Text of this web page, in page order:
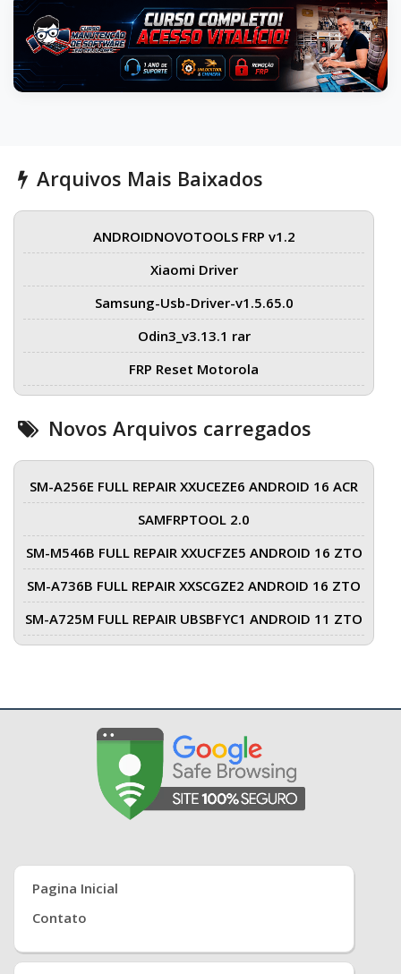
Arquivos Mais Baixados
ANDROIDNOVOTOOLS FRP v1.2
Xiaomi Driver
Samsung-Usb-Driver-v1.5.65.0
Odin3_v3.13.1 rar
FRP Reset Motorola
Novos Arquivos carregados
SM-A256E FULL REPAIR XXUCEZE6 ANDROID 16 ACR
SAMFRPTOOL 2.0
SM-M546B FULL REPAIR XXUCFZE5 ANDROID 16 ZTO
SM-A736B FULL REPAIR XXSCGZE2 ANDROID 16 ZTO
SM-A725M FULL REPAIR UBSBFYC1 ANDROID 11 ZTO
Pagina Inicial
Contato